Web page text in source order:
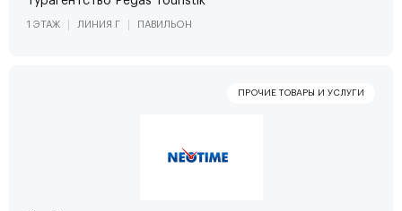
1 ЭТАЖ ЛИНИЯ Г ПАВИЛЬОН